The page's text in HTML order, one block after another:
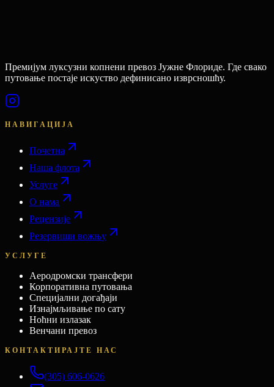
Премијум луксузни копнени превоз Јужне Флориде. Где свако
путовање постаје искуство дефинисано изврсношћу.
НАВИГАЦИЈА
Почетна
Наша флота
Услуге
О нама
Рецензије
Резервиши вожњу
УСЛУГЕ
Аеродромски трансфери
Корпоративна путовања
Специјални догађаји
Изнајмљивање по сату
Ноћни излазак
Венчани превоз
КОНТАКТИРАЈТЕ НАС
(305) 606-0626